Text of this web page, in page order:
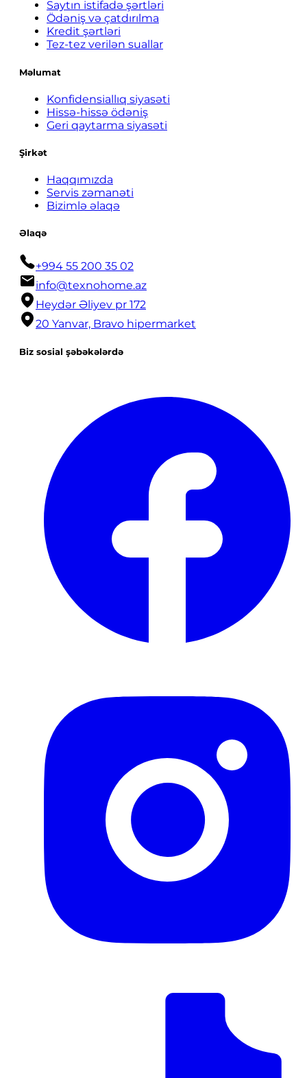
Saytın istifadə şərtləri
Ödəniş və çatdırılma
Kredit şərtləri
Tez-tez verilən suallar
Məlumat
Konfidensiallıq siyasəti
Hissə-hissə ödəniş
Geri qaytarma siyasəti
Şirkət
Haqqımızda
Servis zəmanəti
Bizimlə əlaqə
Əlaqə
+994 55 200 35 02
info@texnohome.az
Heydər Əliyev pr 172
20 Yanvar, Bravo hipermarket
Biz sosial şəbəkələrdə